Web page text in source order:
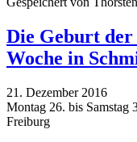
Die Geburt
Woche in
21. Dezember 2016
Montag 26. bis Samstag
Freiburg